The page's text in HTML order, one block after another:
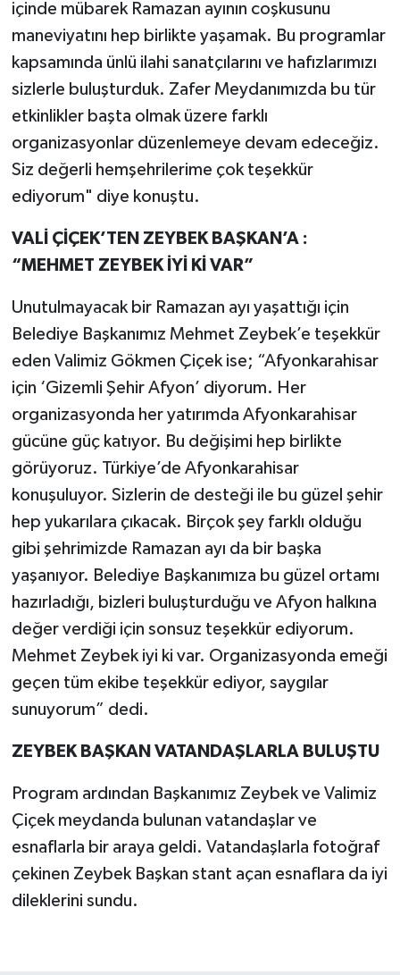
içinde mübarek Ramazan ayının coşkusunu
maneviyatını hep birlikte yaşamak. Bu programlar
kapsamında ünlü ilahi sanatçılarını ve hafızlarımızı
sizlerle buluşturduk. Zafer Meydanımızda bu tür
etkinlikler başta olmak üzere farklı
organizasyonlar düzenlemeye devam edeceğiz.
Siz değerli hemşehrilerime çok teşekkür
ediyorum" diye konuştu.
VALİ ÇİÇEK’TEN ZEYBEK BAŞKAN’A :
“MEHMET ZEYBEK İYİ Kİ VAR”
Unutulmayacak bir Ramazan ayı yaşattığı için
Belediye Başkanımız Mehmet Zeybek’e teşekkür
eden Valimiz Gökmen Çiçek ise; “Afyonkarahisar
için ‘Gizemli Şehir Afyon’ diyorum. Her
organizasyonda her yatırımda Afyonkarahisar
gücüne güç katıyor. Bu değişimi hep birlikte
görüyoruz. Türkiye’de Afyonkarahisar
konuşuluyor. Sizlerin de desteği ile bu güzel şehir
hep yukarılara çıkacak. Birçok şey farklı olduğu
gibi şehrimizde Ramazan ayı da bir başka
yaşanıyor. Belediye Başkanımıza bu güzel ortamı
hazırladığı, bizleri buluşturduğu ve Afyon halkına
değer verdiği için sonsuz teşekkür ediyorum.
Mehmet Zeybek iyi ki var. Organizasyonda emeği
geçen tüm ekibe teşekkür ediyor, saygılar
sunuyorum” dedi.
ZEYBEK BAŞKAN VATANDAŞLARLA BULUŞTU
Program ardından Başkanımız Zeybek ve Valimiz
Çiçek meydanda bulunan vatandaşlar ve
esnaflarla bir araya geldi. Vatandaşlarla fotoğraf
çekinen Zeybek Başkan stant açan esnaflara da iyi
dileklerini sundu.